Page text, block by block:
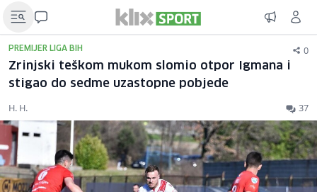
PREMIJER LIGA BIH 0
Zrinjski teškom mukom slomio otpor Igmana i
stigao do sedme uzastopne pobjede
H. H. 37